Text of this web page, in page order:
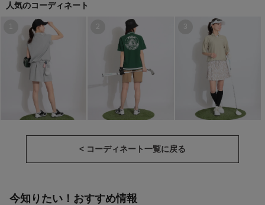
人気のコーディネート
2 3
< コーディネート一覧に戻る
今知りたい！おすすめ情報